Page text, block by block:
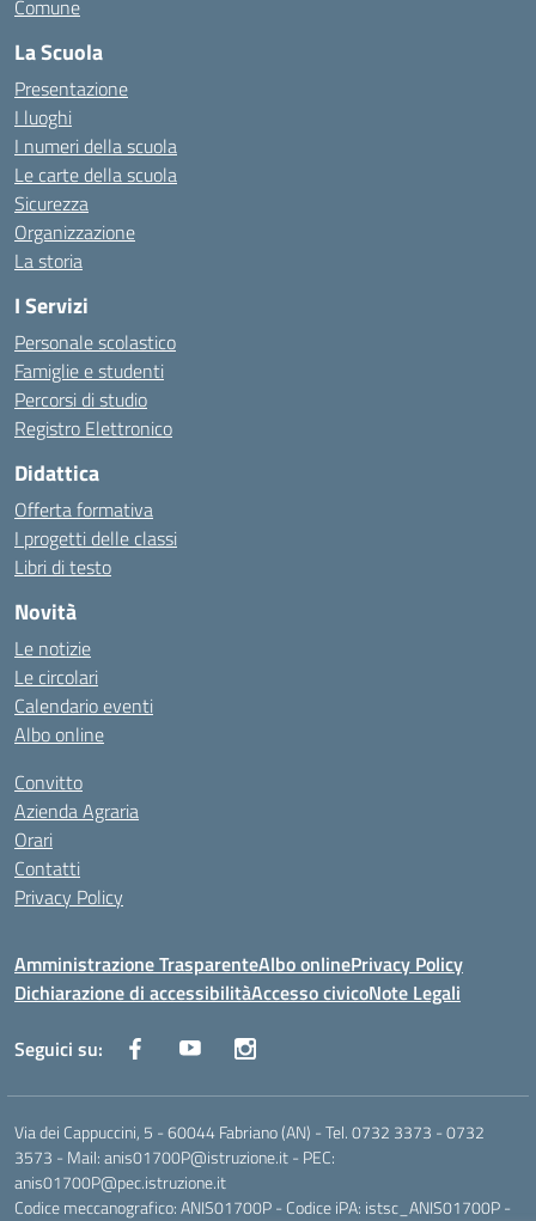
Comune
La Scuola
Presentazione
I luoghi
I numeri della scuola
Le carte della scuola
Sicurezza
Organizzazione
La storia
I Servizi
Personale scolastico
Famiglie e studenti
Percorsi di studio
Registro Elettronico
Didattica
Offerta formativa
I progetti delle classi
Libri di testo
Novità
Le notizie
Le circolari
Calendario eventi
Albo online
Convitto
Azienda Agraria
Orari
Contatti
Privacy Policy
Amministrazione TrasparenteAlbo onlinePrivacy Policy
Dichiarazione di accessibilitàAccesso civicoNote Legali
Seguici su:
Via dei Cappuccini, 5 - 60044 Fabriano (AN) - Tel. 0732 3373 - 0732
3573 - Mail: anis01700P@istruzione.it - PEC:
anis01700P@pec.istruzione.it
Codice meccanografico: ANIS01700P - Codice iPA: istsc_ANIS01700P -